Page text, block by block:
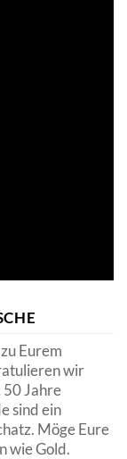
Eurem
wir
50 Jahre
sind ein
Möge Eure
wie Gold.